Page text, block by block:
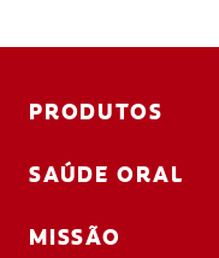
PRODUTOS
SAÚDE ORAL
MISSÃO